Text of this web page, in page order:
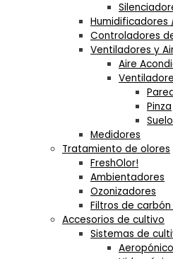
Humidificadores
Controladores
Ventiladores y
Aire
Pinza
Suelo
Medidores
Tratamiento de olores
FreshOlor!
Ambientadores
Ozonizadores
Filtros de
Accesorios de cultivo
Sistemas de
Aeropónico